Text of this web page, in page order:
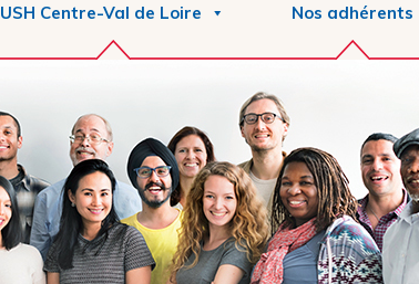
USH Centre-Val de Loire Nos adhérents